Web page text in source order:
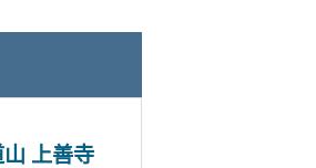
山 上善寺